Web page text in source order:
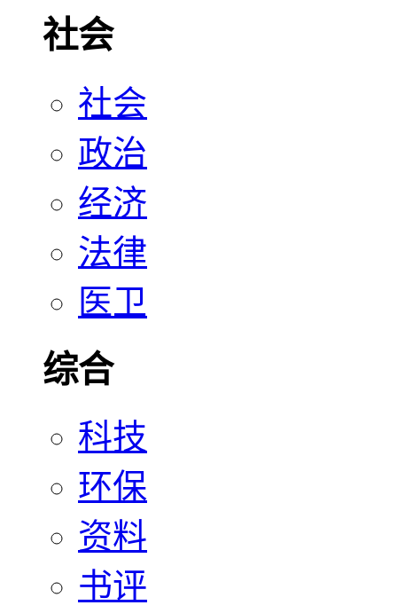
社会
社会
政治
经济
法律
医卫
综合
科技
环保
资料
书评